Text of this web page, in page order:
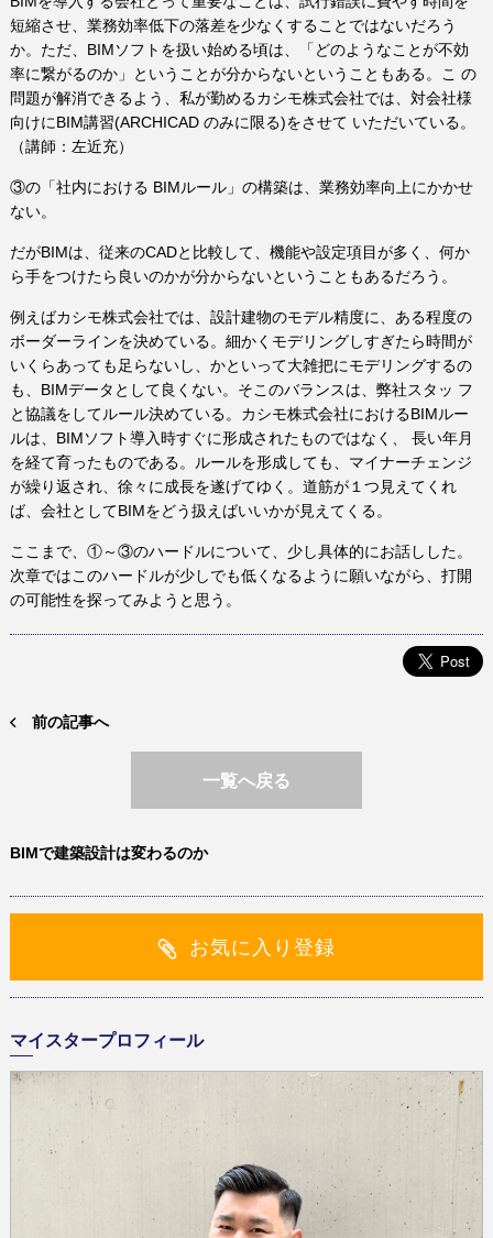
短縮させ、業務効率低下の落差を少なくすることではないだろう
か。ただ、BIMソフトを扱い始める頃は、「どのようなことが不効
率に繋がるのか」ということが分からないということもある。こ の
問題が解消できるよう、私が勤めるカシモ株式会社では、対会社様
向けにBIM講習(ARCHICAD のみに限る)をさせて いただいている。
（講師：左近充）
③の「社内における BIMルール」の構築は、業務効率向上にかかせ
ない。
だがBIMは、従来のCADと比較して、機能や設定項目が多く、何か
ら手をつけたら良いのかが分からないということもあるだろう。
例えばカシモ株式会社では、設計建物のモデル精度に、ある程度の
ボーダーラインを決めている。細かくモデリングしすぎたら時間が
いくらあっても足らないし、かといって大雑把にモデリングするの
も、BIMデータとして良くない。そこのバランスは、弊社スタッ フ
と協議をしてルール決めている。カシモ株式会社におけるBIMルー
ルは、BIMソフト導入時すぐに形成されたものではなく、 長い年月
を経て育ったものである。ルールを形成しても、マイナーチェンジ
が繰り返され、徐々に成長を遂げてゆく。道筋が１つ見えてくれ
ば、会社としてBIMをどう扱えばいいかが見えてくる。
ここまで、①～③のハードルについて、少し具体的にお話しした。
次章ではこのハードルが少しでも低くなるように願いながら、打開
の可能性を探ってみようと思う。
前の記事へ
一覧へ戻る
BIMで建築設計は変わるのか
お気に入り登録
マイスタープロフィール